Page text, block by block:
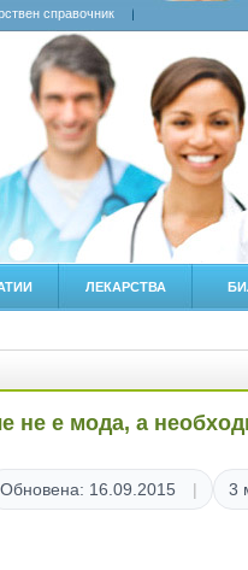
справочник
ЛЕКАРСТВА
не е мода, а
Обновена: 16.09.2015
3